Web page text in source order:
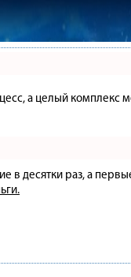
а целый
в десятки раз, а